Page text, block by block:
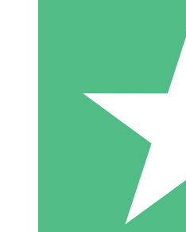
Individuelle
Zahlen Sie nach Bedarf
monatliche